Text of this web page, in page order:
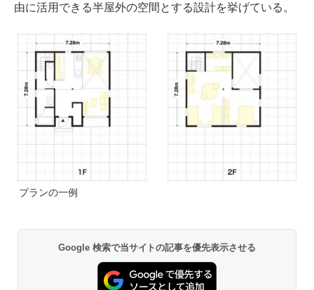
由に活用できる半屋外の空間とする設計を挙げている。
プランの一例
Google 検索で当サイトの記事を優先表示させる